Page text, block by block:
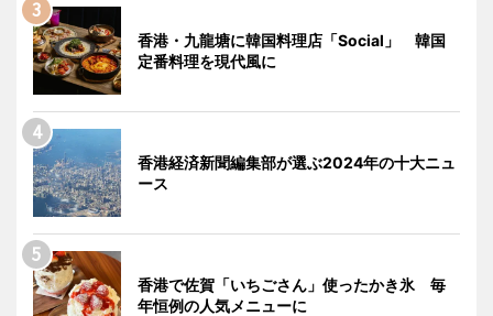
香港・九龍塘に韓国料理店「Social」 韓国
定番料理を現代風に
香港経済新聞編集部が選ぶ2024年の十大ニュ
ース
香港で佐賀「いちごさん」使ったかき氷 毎
年恒例の人気メニューに